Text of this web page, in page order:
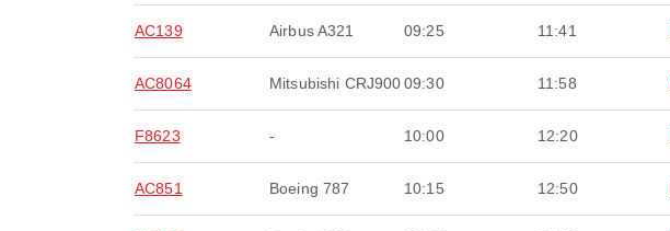
AC139 Airbus A321 09:25 11:41
AC8064 Mitsubishi CRJ90009:30 11:58
F8623 - 10:00 12:20
AC851 Boeing 787 10:15 12:50